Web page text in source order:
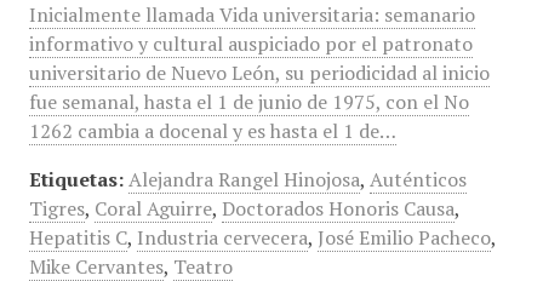
Inicialmente llamada Vida universitaria: semanario
informativo y cultural auspiciado por el patronato
universitario de Nuevo León, su periodicidad al inicio
fue semanal, hasta el 1 de junio de 1975, con el No
1262 cambia a docenal y es hasta el 1 de…
Etiquetas: Alejandra Rangel Hinojosa, Auténticos
Tigres, Coral Aguirre, Doctorados Honoris Causa,
Hepatitis C, Industria cervecera, José Emilio Pacheco,
Mike Cervantes, Teatro